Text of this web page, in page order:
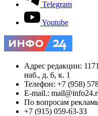
Telegram
Youtube
Адрес редакции:
наб., д. 6, к. 1
Телефон: +7 (958)
E-mail.:
По вопросам
+7 (915) 059-63-33